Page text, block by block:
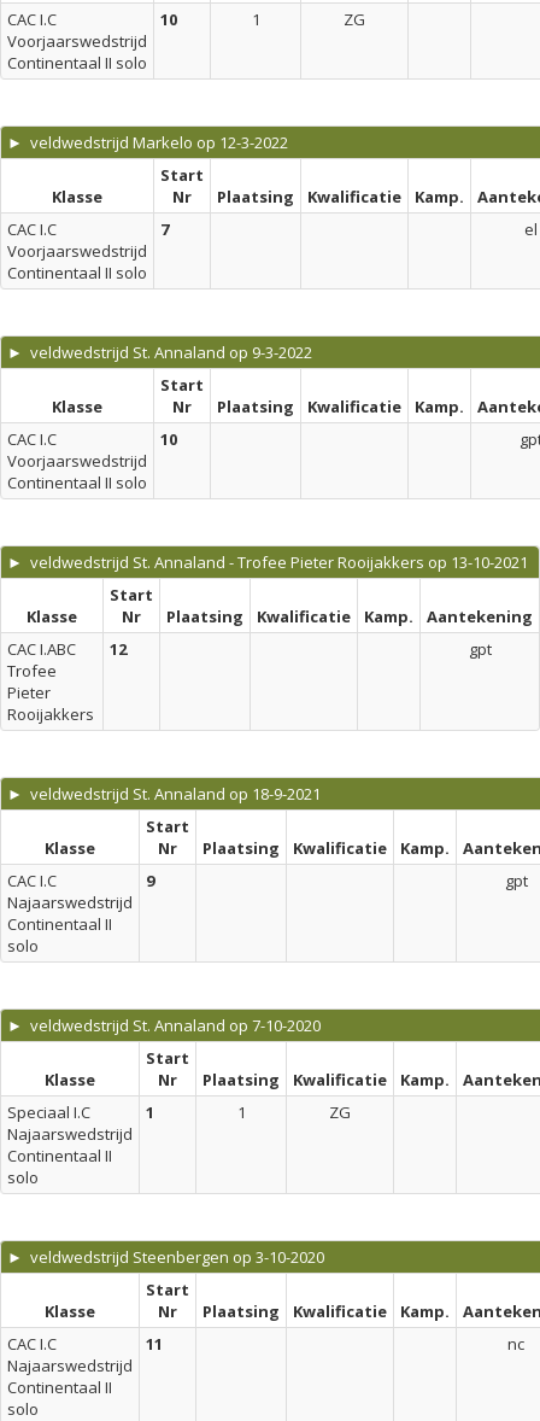
CAC I.C
Voorjaarswedstrijd
Continentaal II solo
10 1 ZG
► veldwedstrijd Markelo op 12-3-2022
Klasse
Start
Nr
Plaatsing Kwalificatie Kamp.
CAC I.C
Voorjaarswedstrijd
Continentaal II solo
7 el
► veldwedstrijd St. Annaland op 9-3-2022
Klasse
Start
Nr
Plaatsing Kwalificatie Kamp.
CAC I.C
Voorjaarswedstrijd
Continentaal II solo
10
► veldwedstrijd St. Annaland - Trofee Pieter Rooijakkers op 13-10-2021
Klasse
Start
Nr
Plaatsing Kwalificatie Kamp.
Aantekening
CAC I.ABC
Trofee
Pieter
Rooijakkers
12 gpt
► veldwedstrijd St. Annaland op 18-9-2021
Klasse
Start
Nr
Plaatsing Kwalificatie Kamp.
CAC I.C
Najaarswedstrijd
Continentaal II
solo
9 gpt
► veldwedstrijd St. Annaland op 7-10-2020
Klasse
Start
Nr
Plaatsing Kwalificatie Kamp.
Speciaal I.C
Najaarswedstrijd
Continentaal II
solo
1 1 ZG
► veldwedstrijd Steenbergen op 3-10-2020
Klasse
Start
Nr
Plaatsing Kwalificatie Kamp.
CAC I.C
Najaarswedstrijd
Continentaal II
solo
11 nc